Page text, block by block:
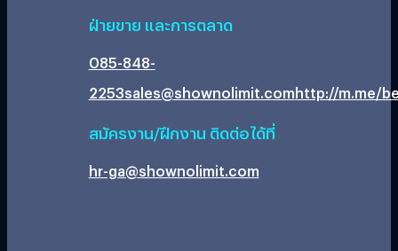
ฝ่ายขาย และการตลาด
085-848-
2253sales@shownolimit.comhttp://m.me/
สมัครงาน/ฝึกงาน ติดต่อได้ที่
hr-ga@shownolimit.com